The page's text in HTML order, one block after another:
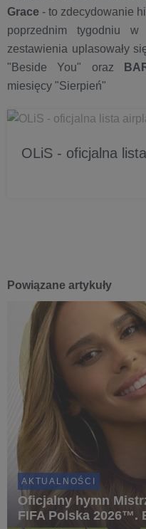
Grace - to zdecydowanie
poprzednim tygodniu
zestawienia uplasowały
"Beside You" oraz
miesięcy "Sierpień"
OLiS - oficjalna
Powiązane artykuły
AKTUALNOŚCI
Oficjalny hymn
FIFA Polska 2026™.